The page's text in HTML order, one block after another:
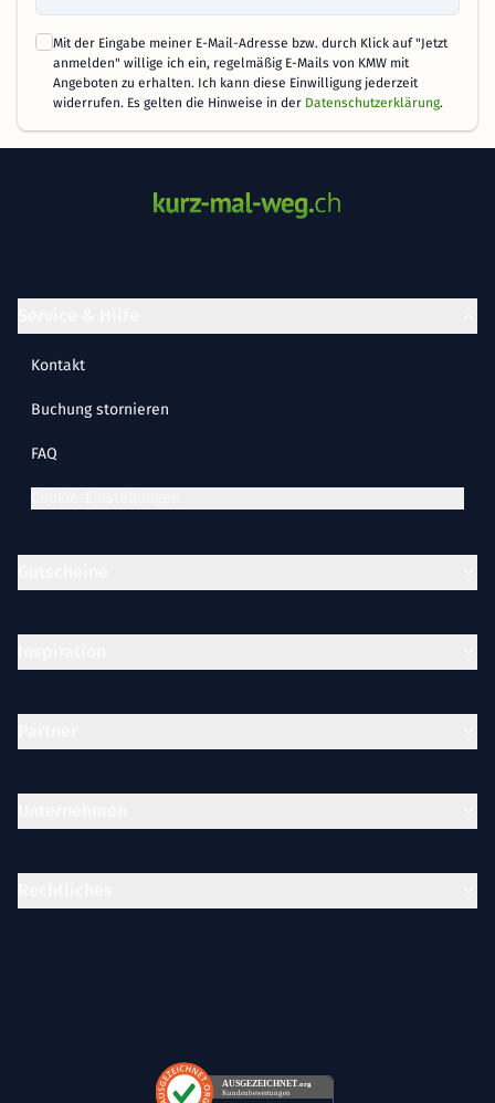
Mit der Eingabe meiner E-Mail-Adresse bzw. durch Klick auf "Jetzt
anmelden" willige ich ein, regelmäßig E-Mails von KMW mit
Angeboten zu erhalten. Ich kann diese Einwilligung jederzeit
widerrufen. Es gelten die Hinweise in der Datenschutzerklärung.
AUSGEZEICHNET.org
Kundenbewertungen
Kontakt
Buchung stornieren
FAQ